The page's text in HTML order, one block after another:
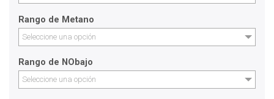
Rango de Metano
Seleccione una opción
Rango de NObajo
Seleccione una opción